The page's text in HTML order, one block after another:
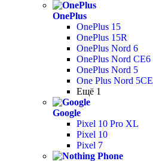
OnePlus
OnePlus 15
OnePlus 15R
OnePlus Nord 6
OnePlus Nord CE6
OnePlus Nord 5
One Plus Nord 5CE
Ещё 1
Google
Pixel 10 Pro XL
Pixel 10
Pixel 7